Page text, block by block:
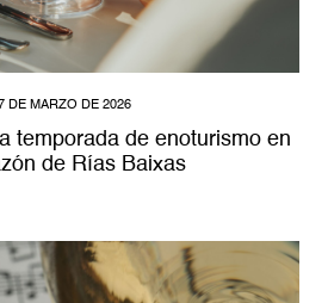
DE MARZO DE 2026
temporada de enoturismo en
de Rías Baixas